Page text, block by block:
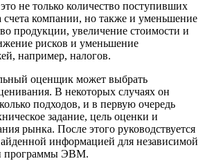
не только количество поступивших
счета компании, но также и уменьшение
продукции, увеличение стоимости и
рисков и уменьшение
например, налогов.
оценщик может выбрать
В некоторых случаях он
подходов, и в первую очередь
задание, цель оценки и
рынка. После этого руководствуется
информацией для независимой
программы ЭВМ.